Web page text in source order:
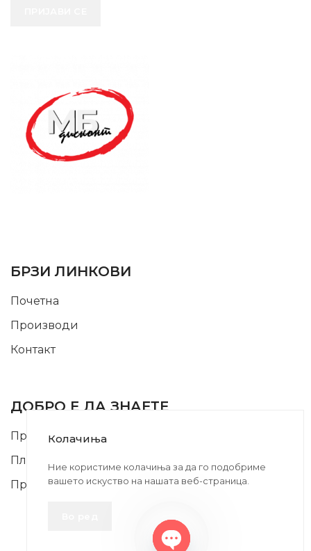
БРЗИ ЛИНКОВИ
Почетна
Производи
Контакт
ДОБРО Е ДА ЗНАЕТЕ
Правила и Услови
Плаќање и Поврат на Средства
Профил
Колачиња
Ние користиме колачиња за да го подобриме
вашето искуство на нашата веб-страница.